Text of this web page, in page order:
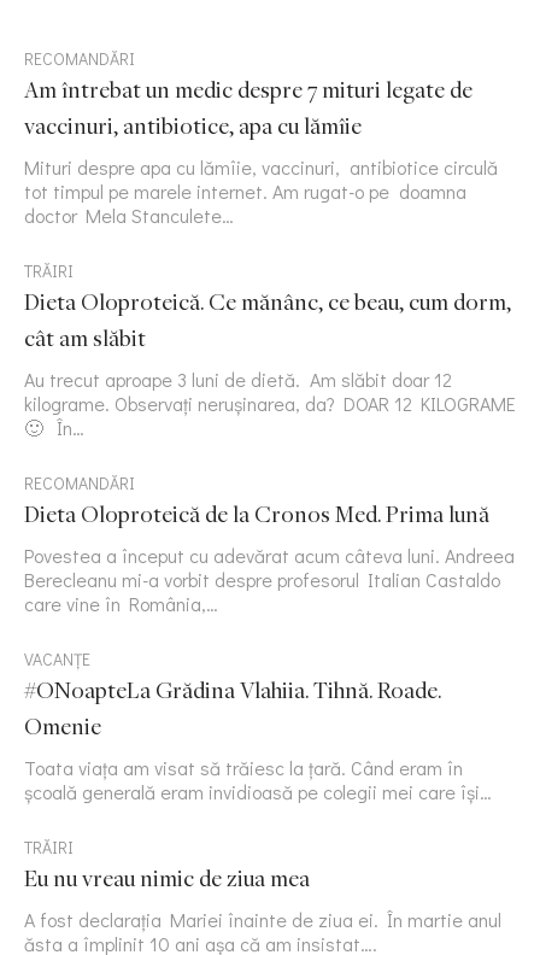
RECOMANDĂRI
Am întrebat un medic despre 7 mituri legate de
vaccinuri, antibiotice, apa cu lămîie
Mituri despre apa cu lămîie, vaccinuri, antibiotice circulă
tot timpul pe marele internet. Am rugat-o pe doamna
doctor Mela Stanculete…
TRĂIRI
Dieta Oloproteică. Ce mănânc, ce beau, cum dorm,
cât am slăbit
Au trecut aproape 3 luni de dietă. Am slăbit doar 12
kilograme. Observați nerușinarea, da? DOAR 12 KILOGRAME
🙂 În…
RECOMANDĂRI
Dieta Oloproteică de la Cronos Med. Prima lună
Povestea a început cu adevărat acum câteva luni. Andreea
Berecleanu mi-a vorbit despre profesorul Italian Castaldo
care vine în România,…
VACANȚE
#ONoapteLa Grădina Vlahiia. Tihnă. Roade.
Omenie
Toata viața am visat să trăiesc la țară. Când eram în
școală generală eram invidioasă pe colegii mei care își…
TRĂIRI
Eu nu vreau nimic de ziua mea
A fost declarația Mariei înainte de ziua ei. În martie anul
ăsta a împlinit 10 ani așa că am insistat….